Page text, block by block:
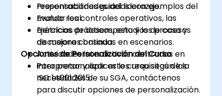
responsabilidades del liderazgo.
Evaluar los controles operativos, las
métricas de desempeño y los procesos
de mejora continua.
Presentaciones guiadas con ejemplos del
mundo real.
Ejercicios prácticos, estudios de caso y
discusiones basadas en escenarios.
Actividades interactivas centradas en
interpretar y aplicar los requisitos de la
ISO 14001:2015.
Opciones de Personalización del Curso
Para personalizar este curso según las
necesidades de su SGA, contáctenos
para discutir opciones de personalización.